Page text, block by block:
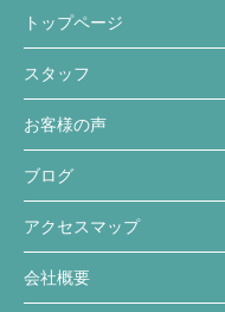
トップページ
スタッフ
お客様の声
ブログ
アクセスマップ
会社概要